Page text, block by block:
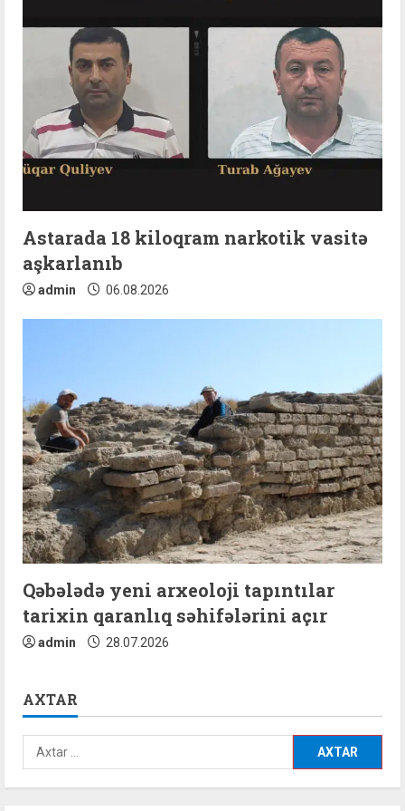
Astarada 18 kiloqram narkotik vasitə
aşkarlanıb
admin 06.08.2026
Qəbələdə yeni arxeoloji tapıntılar
tarixin qaranlıq səhifələrini açır
admin 28.07.2026
AXTAR
Axtarış: